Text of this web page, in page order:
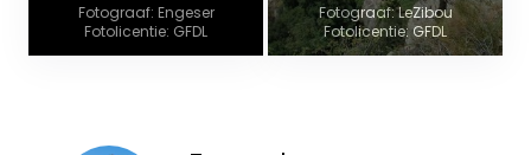
Fotograaf: Engeser
Fotolicentie: GFDL
Fotograaf: LeZibou
Fotolicentie: GFDL